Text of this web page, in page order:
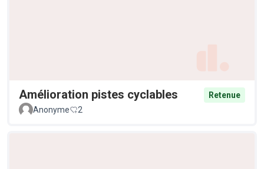
Amélioration pistes cyclables
Retenue
Anonyme
2